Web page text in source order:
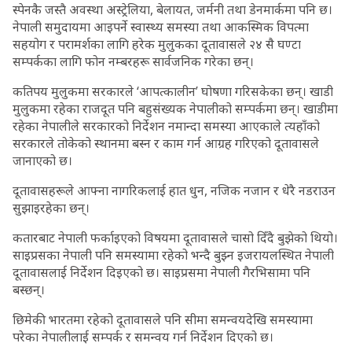
स्पेनकै जस्तै अवस्था अस्ट्रेलिया, बेलायत, जर्मनी तथा डेनमार्कमा पनि छ।
नेपाली समुदायमा आइपर्ने स्वास्थ्य समस्या तथा आकस्मिक विपत्मा
सहयोग र परामर्शका लागि हरेक मुलुकका दूतावासले २४ सै घण्टा
सम्पर्कका लागि फोन नम्बरहरू सार्वजनिक गरेका छन्।
कतिपय मुलुकमा सरकारले ‘आपत्कालीन’ घोषणा गरिसकेका छन्। खाडी
मुलुकमा रहेका राजदूत पनि बहुसंख्यक नेपालीको सम्पर्कमा छन्। खाडीमा
रहेका नेपालीले सरकारको निर्देशन नमान्दा समस्या आएकाले त्यहाँको
सरकारले तोकेको स्थानमा बस्न र काम गर्न आग्रह गरिएको दूतावासले
जानाएको छ।
दूतावासहरूले आफ्ना नागरिकलाई हात धुन, नजिक नजान र धेरै नडराउन
सुझाइरहेका छन्।
कतारबाट नेपाली फर्काइएको विषयमा दूतावासले चासो दिँदै बुझेको थियो।
साइप्रसका नेपाली पनि समस्यामा रहेको भन्दै बुझ्न इजरायलस्थित नेपाली
दूतावासलाई निर्देशन दिइएको छ। साइप्रसमा नेपाली गैरभिसामा पनि
बस्छन्।
छिमेकी भारतमा रहेको दूतावासले पनि सीमा समन्वयदेखि समस्यामा
परेका नेपालीलाई सम्पर्क र समन्वय गर्न निर्देशन दिएको छ।